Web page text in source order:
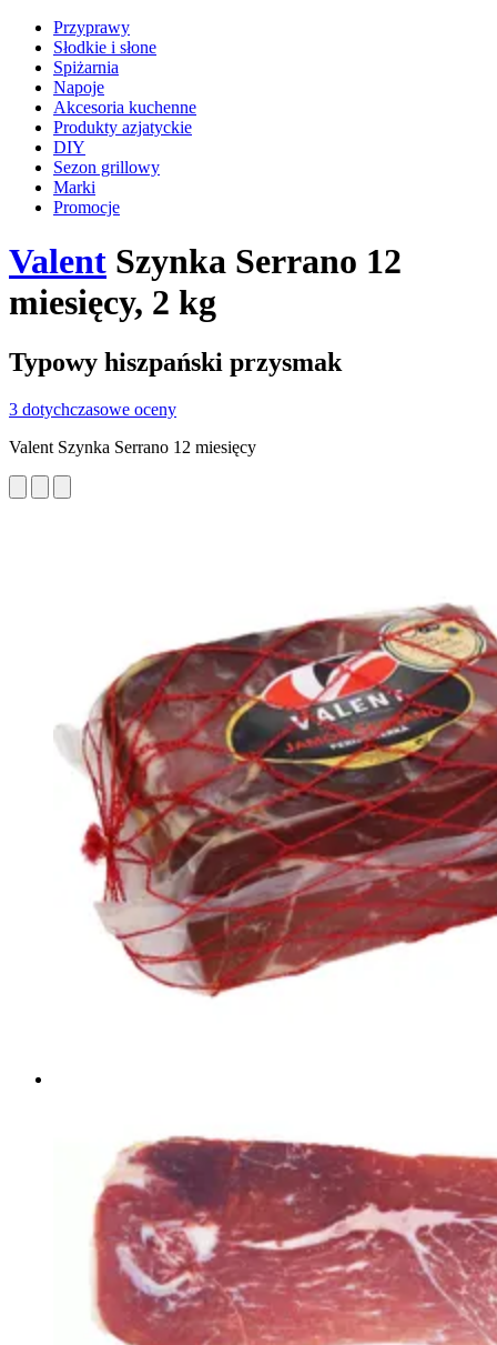
Przyprawy
Słodkie i słone
Spiżarnia
Napoje
Akcesoria kuchenne
Produkty azjatyckie
DIY
Sezon grillowy
Marki
Promocje
Valent Szynka Serrano 12
miesięcy, 2 kg
Typowy hiszpański przysmak
3 dotychczasowe oceny
Valent Szynka Serrano 12 miesięcy